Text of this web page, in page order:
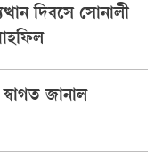
দিবসে সোনালী
স্বাগত জানাল